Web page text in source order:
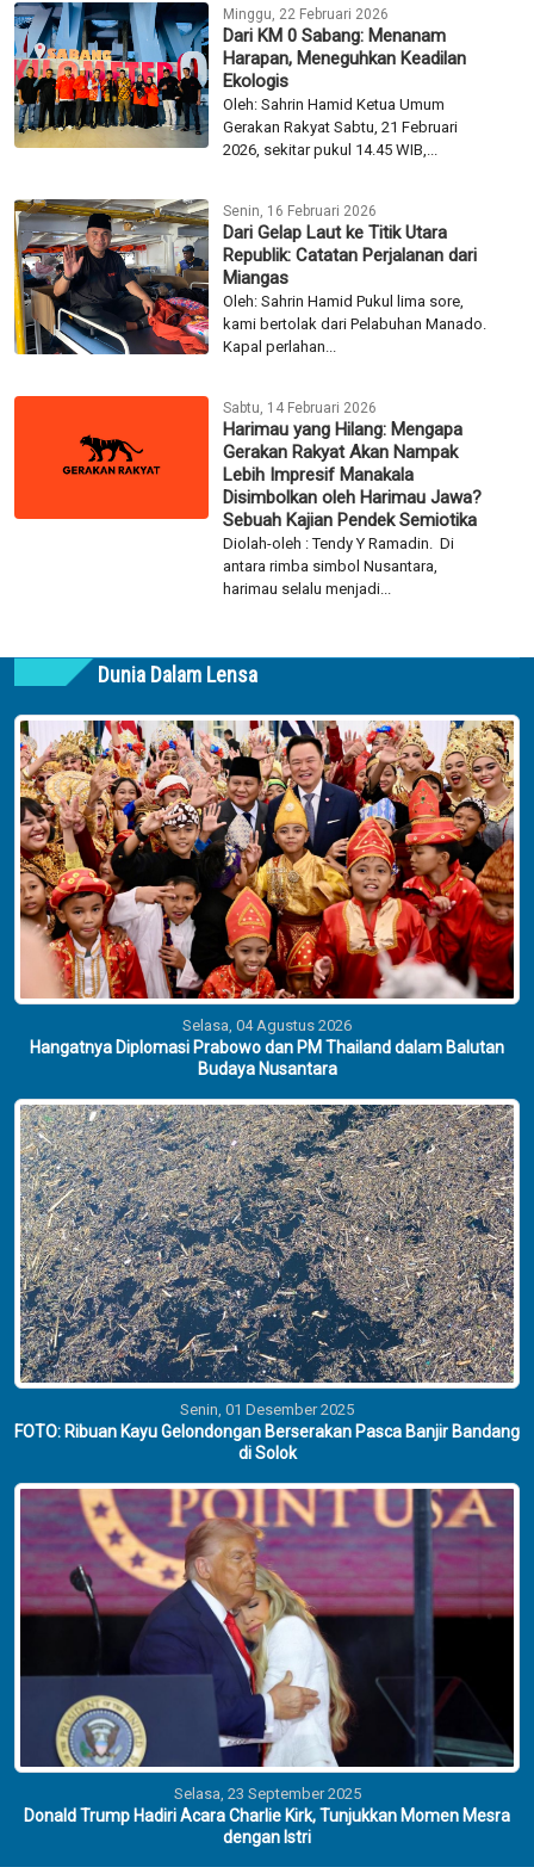
Minggu, 22 Februari 2026
Dari KM 0 Sabang: Menanam
Harapan, Meneguhkan Keadilan
Ekologis
Oleh: Sahrin Hamid Ketua Umum
Gerakan Rakyat Sabtu, 21 Februari
2026, sekitar pukul 14.45 WIB,...
Senin, 16 Februari 2026
Dari Gelap Laut ke Titik Utara
Republik: Catatan Perjalanan dari
Miangas
Oleh: Sahrin Hamid Pukul lima sore,
kami bertolak dari Pelabuhan Manado.
Kapal perlahan...
Sabtu, 14 Februari 2026
Harimau yang Hilang: Mengapa
Gerakan Rakyat Akan Nampak
Lebih Impresif Manakala
Disimbolkan oleh Harimau Jawa?
Sebuah Kajian Pendek Semiotika
Diolah-oleh : Tendy Y Ramadin. Di
antara rimba simbol Nusantara,
harimau selalu menjadi...
Dunia Dalam Lensa
Selasa, 04 Agustus 2026
Hangatnya Diplomasi Prabowo dan PM Thailand dalam Balutan
Budaya Nusantara
Senin, 01 Desember 2025
FOTO: Ribuan Kayu Gelondongan Berserakan Pasca Banjir Bandang
di Solok
Selasa, 23 September 2025
Donald Trump Hadiri Acara Charlie Kirk, Tunjukkan Momen Mesra
dengan Istri